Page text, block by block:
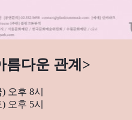
름다운 관계>
오후 8시
오후 5시